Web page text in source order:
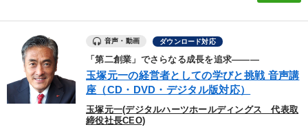
音声・動画 ダウンロード対応
「第二創業」でさらなる成長を追求―――
玉塚元一の経営者としての学びと挑戦 音声講
座（CD・DVD・デジタル版対応）
玉塚元一(デジタルハーツホールディングス 代表取
締役社長CEO)